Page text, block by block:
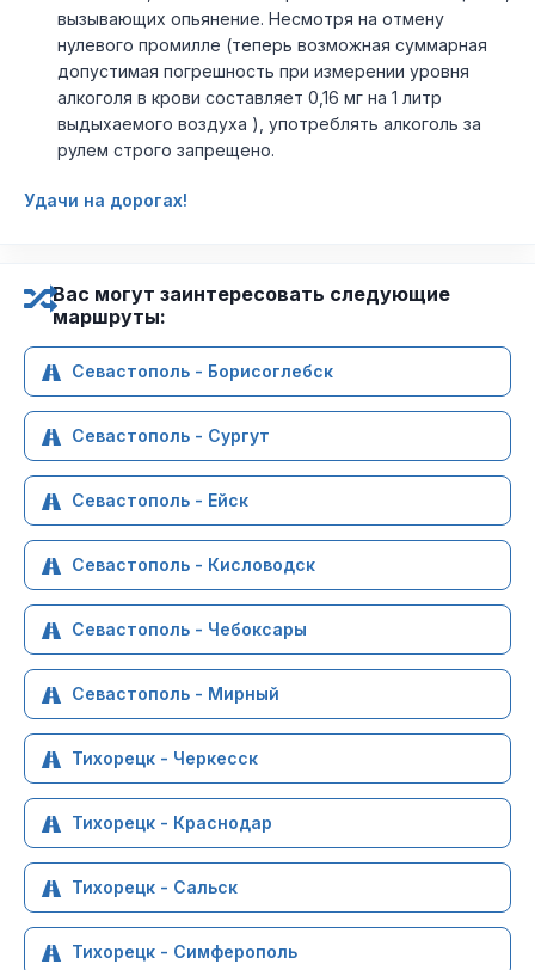
вызывающих опьянение. Несмотря на отмену
нулевого промилле (теперь возможная суммарная
допустимая погрешность при измерении уровня
алкоголя в крови составляет 0,16 мг на 1 литр
выдыхаемого воздуха ), употреблять алкоголь за
рулем строго запрещено.
Удачи на дорогах!
Вас могут заинтересовать следующие
маршруты:
Севастополь - Борисоглебск
Севастополь - Сургут
Севастополь - Ейск
Севастополь - Кисловодск
Севастополь - Чебоксары
Севастополь - Мирный
Тихорецк - Черкесск
Тихорецк - Краснодар
Тихорецк - Сальск
Тихорецк - Симферополь